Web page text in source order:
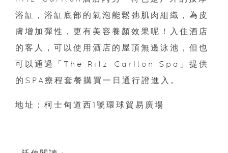
浴缸，浴缸底部的氣泡能鬆弛肌肉組織，為皮
膚增加彈性，更有美容養顏效果呢！入住酒店
的客人，可以使用酒店的屋頂無邊泳池，但也
可以通過「The Ritz-Carlton Spa」提供
的SPA療程套餐購買一日通行證進入。
地址：柯士甸道西1號環球貿易廣場